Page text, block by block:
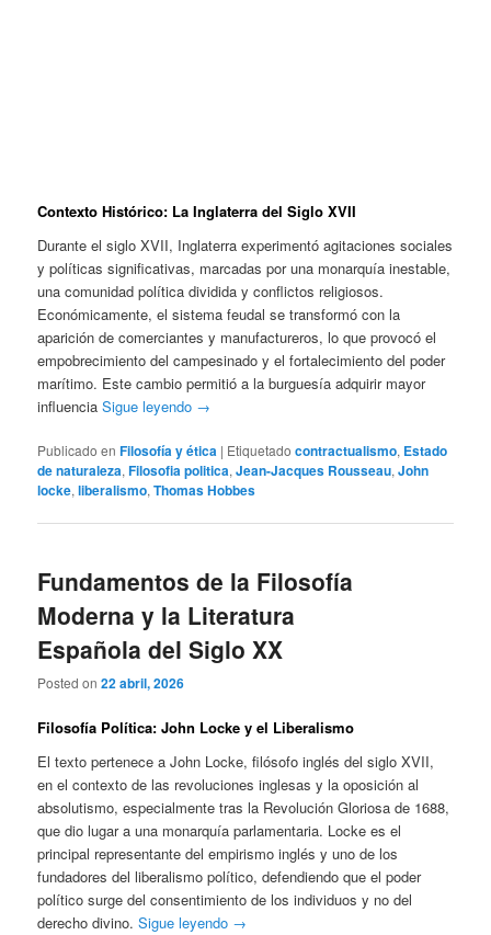
Contexto Histórico: La Inglaterra del Siglo XVII
Durante el siglo XVII, Inglaterra experimentó agitaciones sociales
y políticas significativas, marcadas por una monarquía inestable,
una comunidad política dividida y conflictos religiosos.
Económicamente, el sistema feudal se transformó con la
aparición de comerciantes y manufactureros, lo que provocó el
empobrecimiento del campesinado y el fortalecimiento del poder
marítimo. Este cambio permitió a la burguesía adquirir mayor
influenciaSigue leyendo →
Publicado en Filosofía y ética | Etiquetado contractualismo, Estado
de naturaleza,Filosofia politica,Jean-Jacques Rousseau,John
locke,liberalismo,Thomas Hobbes
Fundamentos de la Filosofía
Moderna y la Literatura
Española del Siglo XX
Posted on22 abril, 2026
Filosofía Política: John Locke y el Liberalismo
El texto pertenece a John Locke, filósofo inglés del siglo XVII,
en el contexto de las revoluciones inglesas y la oposición al
absolutismo, especialmente tras la Revolución Gloriosa de 1688,
que dio lugar a una monarquía parlamentaria. Locke es el
principal representante del empirismo inglés y uno de los
fundadores del liberalismo político, defendiendo que el poder
político surge del consentimiento de los individuos y no del
derecho divino.Sigue leyendo →